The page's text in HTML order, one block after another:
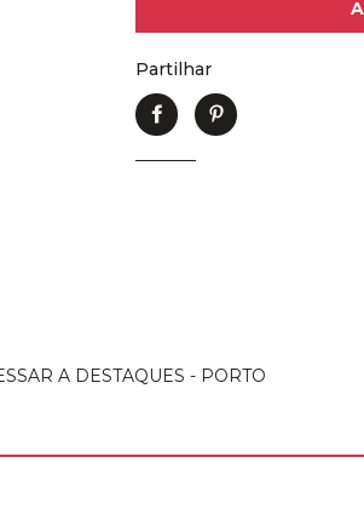
Partilhar
Partilhe
A DESTAQUES - PORTO